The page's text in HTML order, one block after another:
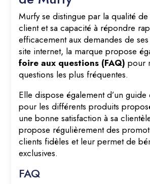
Murfy se distingue par la qualité
client et sa capacité à répondre
efficacement aux demandes de
site internet, la marque propose
foire aux questions (FAQ) pour
questions les plus fréquentes.
Elle dispose également d’un guide
pour les différents produits
une bonne satisfaction à sa
propose régulièrement des
clients fidèles et leur permet de
exclusives.
FAQ